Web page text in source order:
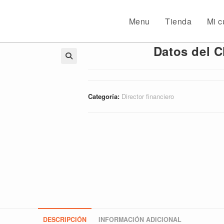
Menu Tienda Mi
Datos del
Categoría: Director financiero
DESCRIPCIÓN INFORMACIÓN ADICIONAL